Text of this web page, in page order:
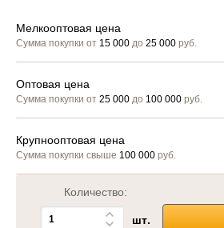
Мелкооптовая цена
Сумма покупки от 15 000 до 25 000 руб.
Оптовая цена
Сумма покупки от 25 000 до 100 000 руб.
Крупнооптовая цена
Сумма покупки свыше 100 000 руб.
Количество:
шт.